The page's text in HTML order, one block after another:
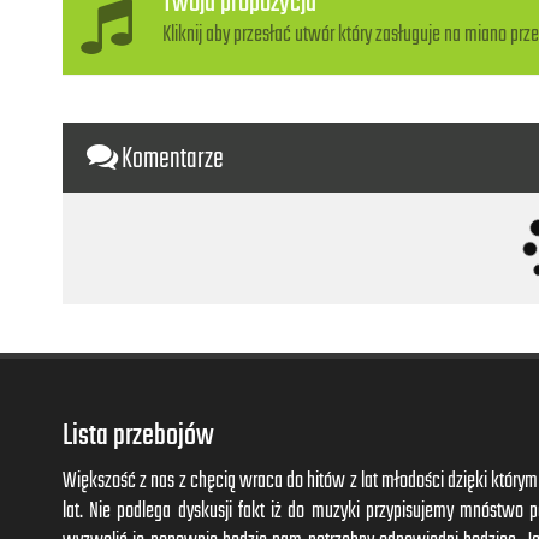
Kliknij aby przesłać utwór który zasługuje na miano
Komentarze
Lista przebojów
Większość z nas z chęcią wraca do hitów z lat młodości dzięki
lat. Nie podlega dyskusji fakt iż do muzyki przypisujemy mnóstwo